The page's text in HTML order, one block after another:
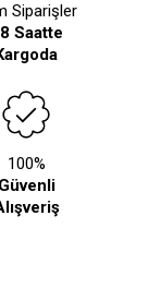
Siparişler
Saatte
100%
Güvenli